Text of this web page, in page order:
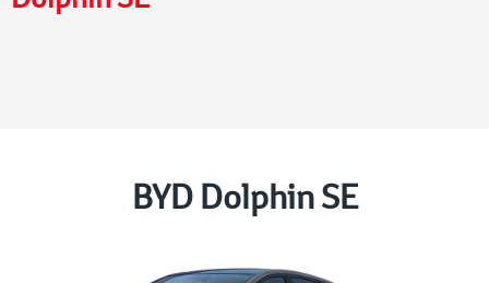
BYD Dolphin SE